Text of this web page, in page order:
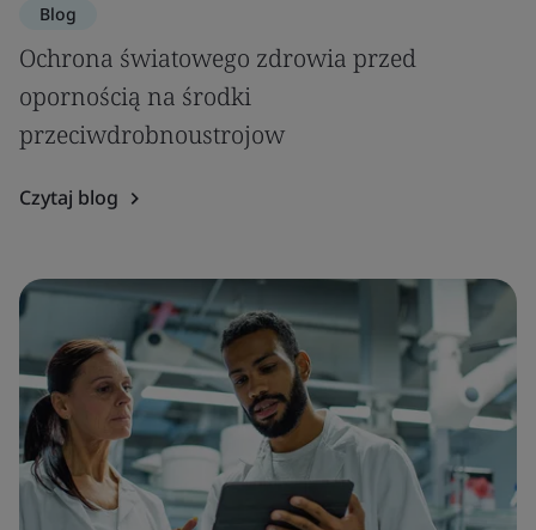
Blog
Ochrona światowego zdrowia przed
opornością na środki
przeciwdrobnoustrojow
Czytaj blog